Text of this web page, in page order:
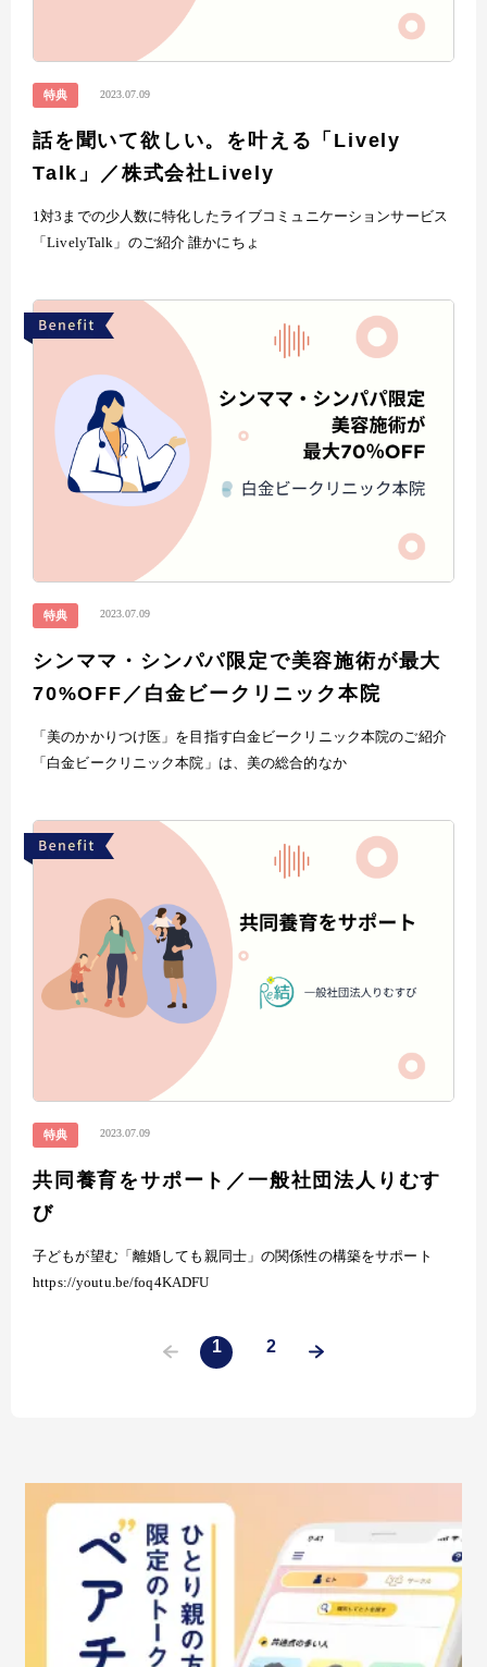
特典 2023.07.09
話を聞いて欲しい。を叶える「Lively
Talk」／株式会社Lively
1対3までの少人数に特化したライブコミュニケーションサービス
「LivelyTalk」のご紹介 誰かにちょ
特典 2023.07.09
シンママ・シンパパ限定で美容施術が最大
70%OFF／白金ビークリニック本院
「美のかかりつけ医」を目指す白金ビークリニック本院のご紹介
「白金ビークリニック本院」は、美の総合的なか
特典 2023.07.09
共同養育をサポート／一般社団法人りむす
び
子どもが望む「離婚しても親同士」の関係性の構築をサポート
https://youtu.be/foq4KADFU
1 2